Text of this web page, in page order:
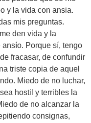
y la vida con ansia.
mis preguntas.
den vida y la
Porque sí, tengo
fracasar, de confundir
triste copia de aquel
Miedo de no luchar,
hostil y terribles la
de no alcanzar la
consignas,